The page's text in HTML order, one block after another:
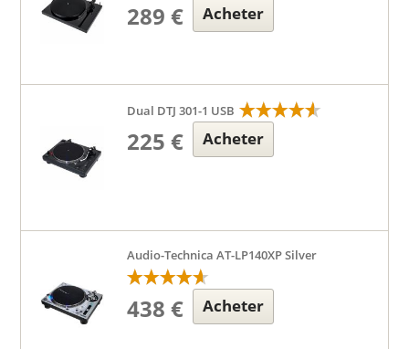
289 € Acheter
Dual DTJ 301-1 USB
225 € Acheter
Audio-Technica AT-LP140XP Silver
438 € Acheter